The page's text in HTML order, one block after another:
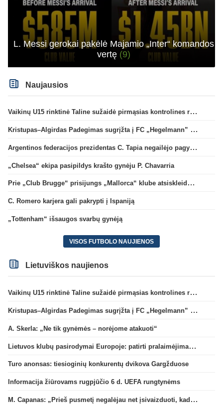
L. Messi gerokai pakėlė Majamio „Inter“ komandos
vertę (9)
Naujausios
Vaikinų U15 rinktinė Taline sužaidė pirmąsias kontrolines rungtynes
Kristupas–Algirdas Padegimas sugrįžta į FC „Hegelmann” B sudėtį
Argentinos federacijos prezidentas C. Tapia negailėjo pagyrų G. Infantino
„Chelsea“ ekipa pasipildys krašto gynėju P. Chavarria
Prie „Club Brugge“ prisijungs „Mallorca“ klube atsiskleidęs J. Virgili
C. Romero karjera gali pakrypti į Ispaniją
„Tottenham“ išsaugos svarbų gynėją
VISOS FUTBOLO NAUJIENOS
Lietuviškos naujienos
Vaikinų U15 rinktinė Taline sužaidė pirmąsias kontrolines rungtynes
Kristupas–Algirdas Padegimas sugrįžta į FC „Hegelmann” B sudėtį
A. Skerla: „Ne tik gynėmės – norėjome atakuoti“
Lietuvos klubų pasirodymai Europoje: patirti pralaimėjimai Kroatijos atstovams
Turo anonsas: tiesioginių konkurentų dvikova Gargžduose
Informacija žiūrovams rugpjūčio 6 d. UEFA rungtynėms
M. Capanas: „Prieš pusmetį negalėjau net įsivaizduoti, kad žaisime prieš „Hajduk“